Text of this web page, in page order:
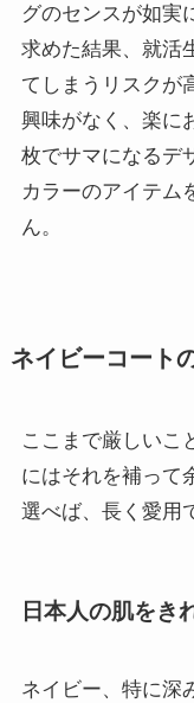
グのセンスが如実
求めた結果、就活
てしまうリスクが
興味がなく、楽に
枚でサマになるデ
カラーのアイテム
ん。
ネイビーコート
ここまで厳しいこ
にはそれを補って
選べば、長く愛用
日本人の肌をき
ネイビー、特に深